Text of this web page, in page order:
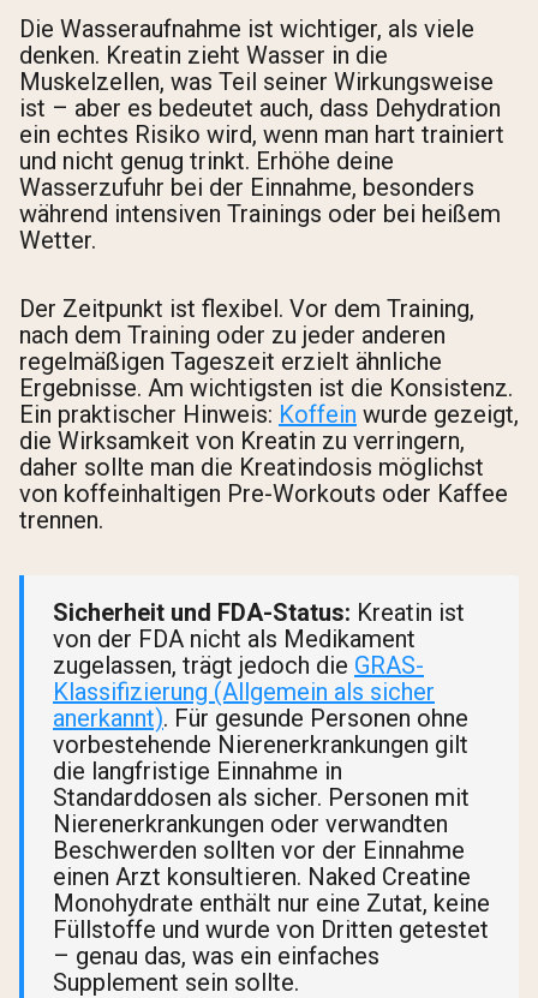
Die Wasseraufnahme ist wichtiger, als viele
denken. Kreatin zieht Wasser in die
Muskelzellen, was Teil seiner Wirkungsweise
ist – aber es bedeutet auch, dass Dehydration
ein echtes Risiko wird, wenn man hart trainiert
und nicht genug trinkt. Erhöhe deine
Wasserzufuhr bei der Einnahme, besonders
während intensiven Trainings oder bei heißem
Wetter.
Der Zeitpunkt ist flexibel. Vor dem Training,
nach dem Training oder zu jeder anderen
regelmäßigen Tageszeit erzielt ähnliche
Ergebnisse. Am wichtigsten ist die Konsistenz.
Ein praktischer Hinweis: Koffein wurde gezeigt,
die Wirksamkeit von Kreatin zu verringern,
daher sollte man die Kreatindosis möglichst
von koffeinhaltigen Pre-Workouts oder Kaffee
trennen.
Sicherheit und FDA-Status: Kreatin ist
von der FDA nicht als Medikament
zugelassen, trägt jedoch die GRAS-
Klassifizierung (Allgemein als sicher
anerkannt). Für gesunde Personen ohne
vorbestehende Nierenerkrankungen gilt
die langfristige Einnahme in
Standarddosen als sicher. Personen mit
Nierenerkrankungen oder verwandten
Beschwerden sollten vor der Einnahme
einen Arzt konsultieren. Naked Creatine
Monohydrate enthält nur eine Zutat, keine
Füllstoffe und wurde von Dritten getestet
– genau das, was ein einfaches
Supplement sein sollte.